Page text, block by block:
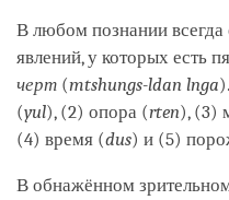
В любом познании всегда
явлений, у которых есть
черт (mtshungs-ldan lnga
(yul), (2) опора (rten), (3)
(4) время (dus) и (5)
В обнажённом